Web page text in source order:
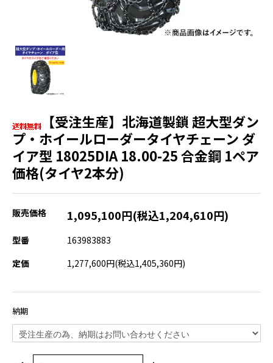
【受注生産】北海道製鎖 超大型ダン
プ・ホイールローダータイヤチェーン ダ
イア型 18025DIA 18.00-25 合金鋼 1ペア
価格(タイヤ2本分)
販売価格 1,095,100円(税込1,204,610円)
型番
163983883
定価
1,277,600円(税込1,405,360円)
納期